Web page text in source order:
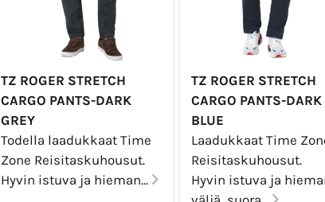
TZ ROGER STRETCH
CARGO PANTS-DARK
GREY
Todella laadukkaat Time
Zone Reisitaskuhousut.
Hyvin istuva ja hieman...
TZ ROGER STRETCH
CARGO PANTS-DARK
BLUE
Laadukkaat Time
Reisitaskuhousut.
Hyvin istuva ja